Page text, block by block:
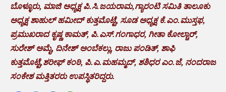
ಬೊಳ್ಳೂರು, ಮಾಜಿ ಅಧ್ಯಕ್ಷ ಪಿ.ಸಿ.ಜಯರಾಮ,ಗ್ಯಾರಂಟಿ ಸಮಿತಿ ತಾಲೂಕು
ಅಧ್ಯಕ್ಷ ಶಾಹುಲ್ ಹಮೀದ್ ಕುತ್ತಮೊಟ್ಟೆ, ಸೂಡ ಅಧ್ಯಕ್ಷ ಕೆ.ಎಂ.ಮುಸ್ತಫ,
ಪ್ರಮುಖರಾದ ಕೃಷ್ಣ ಕಾಮತ್, ಪಿ.ಎಸ್.ಗಂಗಾಧರ, ಗೀತಾ ಕೋಲ್ಚಾರ್,
ಸುರೇಶ್ ಅಮೈ, ದಿನೇಶ್ ಅಂಬೆಕಲ್ಲು, ರಾಜು ಪಂಡಿತ್, ಶಾಫಿ
ಕುತ್ತಮೊಟ್ಟೆ,ಶರೀಫ್ ಕಂಠಿ, ಪಿ.ಎ.ಮಹಮ್ಮದ್, ಶಶಿಧರ ಎಂ.ಜೆ, ನಂದರಾಜ
ಸಂಕೇಶ ಮತ್ತಿತರರು ಉಪಸ್ಥಿತರಿದ್ದರು.